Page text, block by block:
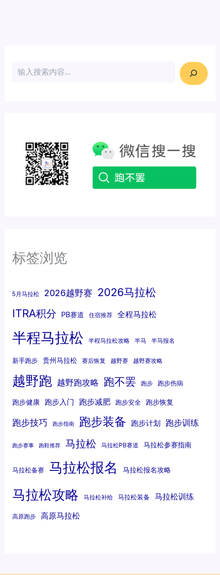
标签浏览
5月马拉松 2026越野赛 2026马拉松
ITRA积分 PB赛道 住宿推荐 全程马拉松
半程马拉松 半程马拉松攻略 半马 半马报名
新手跑步 贵州马拉松 赛后恢复 越野赛 越野赛攻略
越野跑 越野跑攻略 跑不罢 跑步 跑步伤病
跑步健康 跑步入门 跑步减肥 跑步安全 跑步恢复
跑步技巧 跑步指南 跑步装备 跑步计划 跑步训练
跑步赛事 跑鞋推荐 马拉松 马拉松PB赛道 马拉松参赛指南
马拉松备赛 马拉松报名 马拉松报名攻略
马拉松攻略 马拉松补给 马拉松装备 马拉松训练
高原跑步 高原马拉松